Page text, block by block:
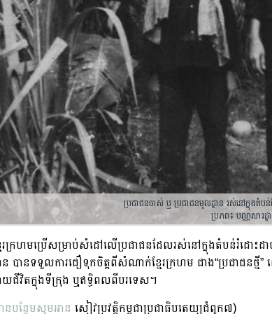
ប្រជាជនចាស់ ឬ ប្រជាជនមូលដ្ឋាន រស់នៅក្នុងតំប
ប្រភព៖បណ្ណសារដ្ឋ
ែរក្រហមប្រើសម្រាប់សំដៅលើប្រជាជនដែលរស់នៅក្នុងតំបន់រំដោ
ន បានទទួលការជឿទុកចិត្តពីសំណាក់ខ្មែរក្រហម ជាង“ប្រជាជន
ជីវិតក្នុងទីក្រុង ឬុឥទ្ធិពលពីបរទេស។
បន្ថែមសូមអាន សៀវប្រវត្តិកម្ពុជាប្រជាធិបតេយ្យជំពូក៧)